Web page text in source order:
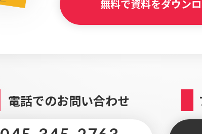
無料で資料をダウン
電話でのお問い合わせ